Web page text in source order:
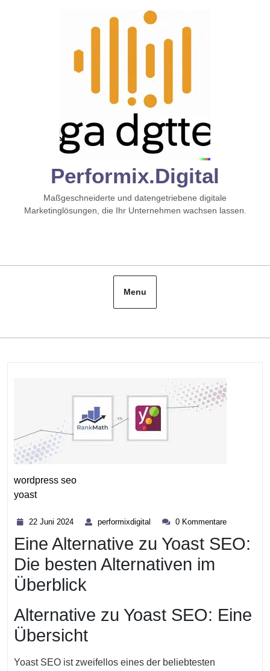
Performix.digital
Maßgeschneiderte und datengetriebene digitale
Marketinglösungen, die Ihr Unternehmen wachsen lassen.
Menu
wordpress seo
yoast
22 Juni 2024
2024
performixdigital performixdigital
0 Kommentare
Eine Alternative zu Yoast SEO:
Die besten Alternativen im
Überblick
Alternative zu Yoast SEO: Eine
Übersicht
Yoast SEO ist zweifellos eines der beliebtesten